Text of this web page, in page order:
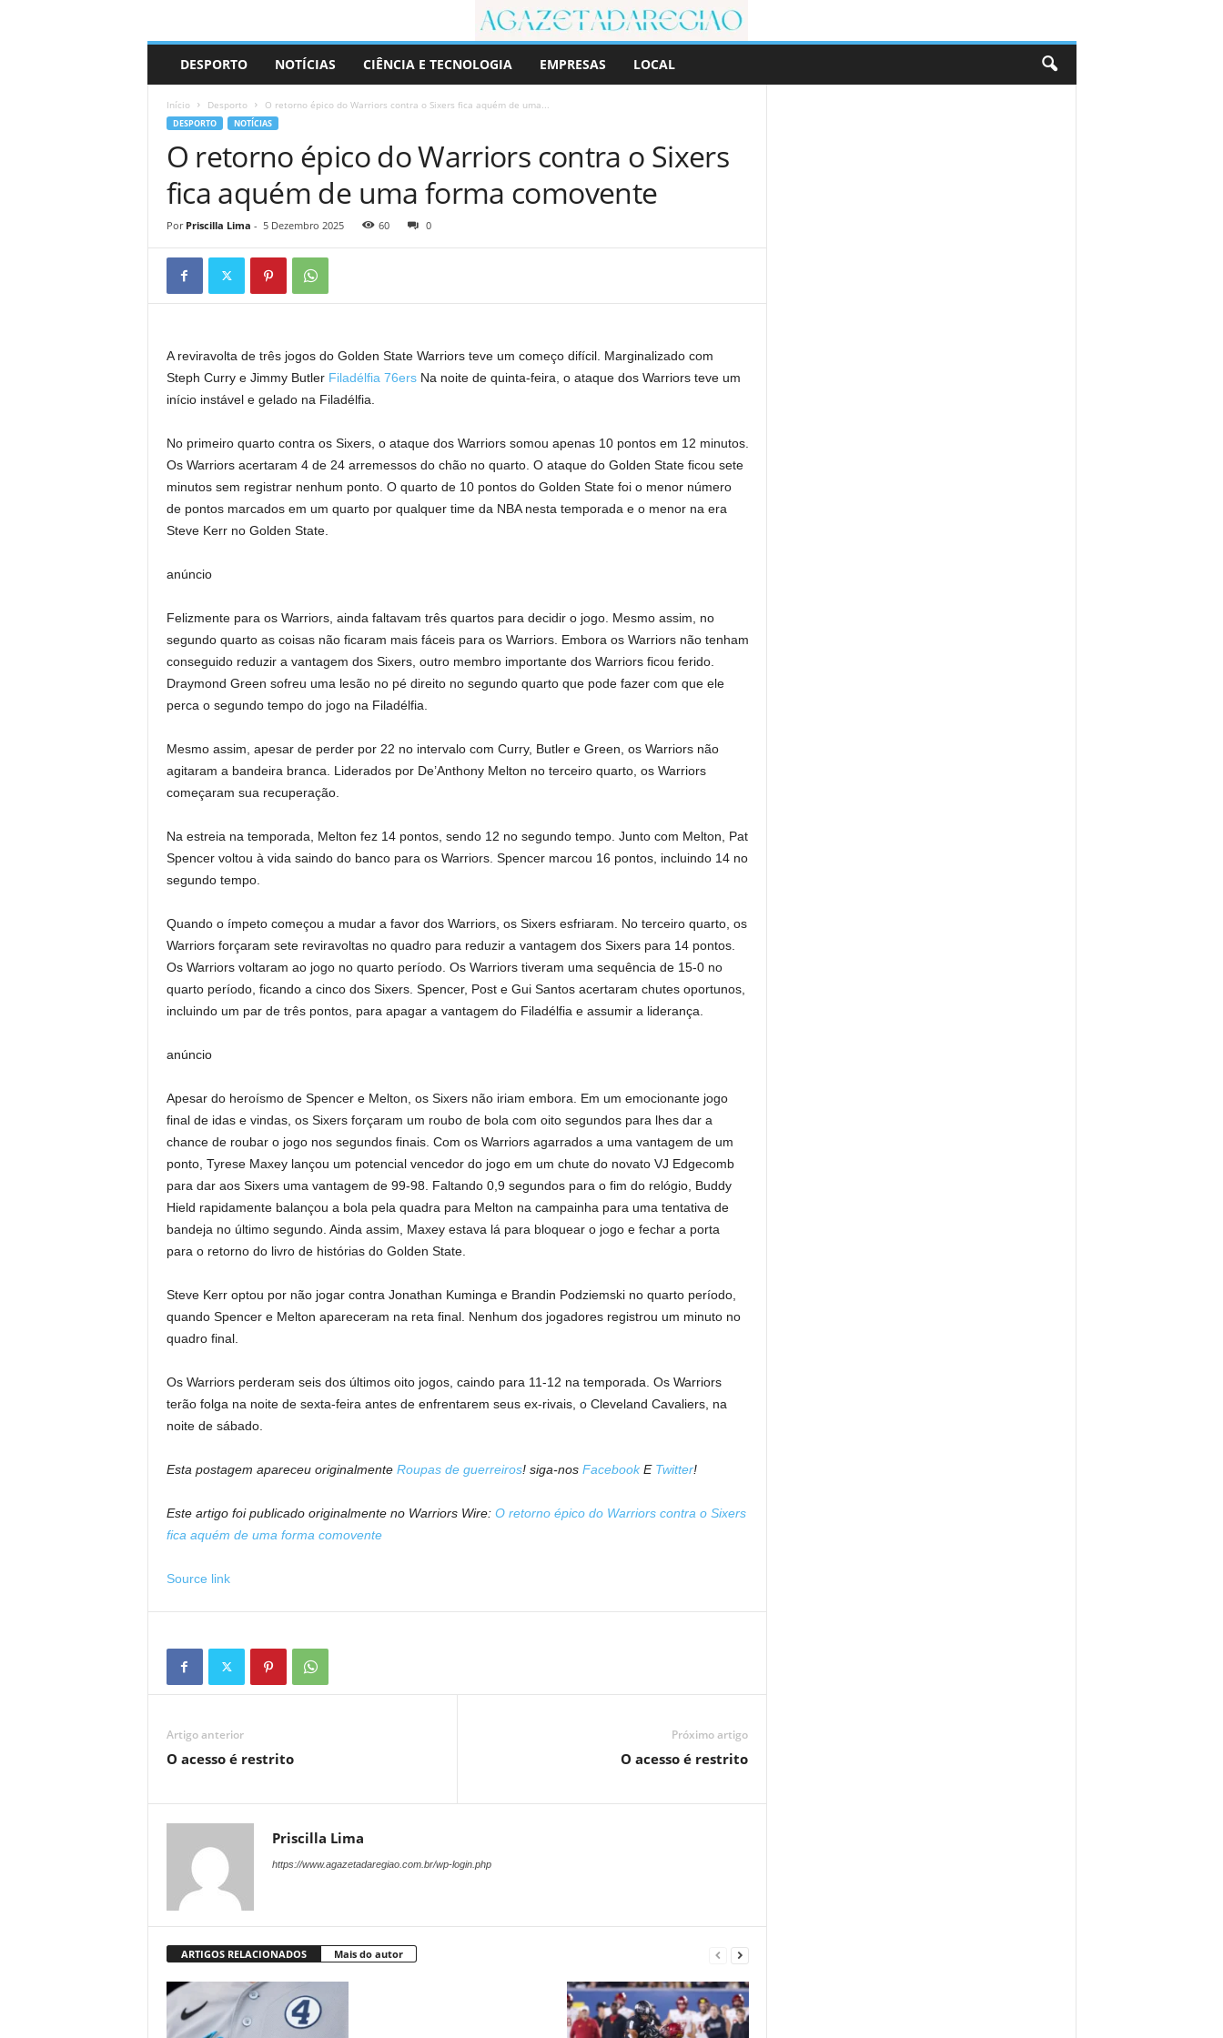
r
DESPORTO NOTÍCIAS CIÊNCIA E TECNOLOGIA EMPRESAS LOCAL
Início Desporto O retorno épico do Warriors contra o Sixers fica aquém de uma...
DESPORTO NOTÍCIAS
O retorno épico do Warriors contra o Sixers
fica aquém de uma forma comovente
Por Priscilla Lima - 5 Dezembro 2025 60 0
A reviravolta de três jogos do Golden State Warriors teve um começo difícil. Marginalizado com
Steph Curry e Jimmy Butler Filadélfia 76ersNa noite de quinta-feira, o ataque dos Warriors teve um
início instável e gelado na Filadélfia.
No primeiro quarto contra os Sixers, o ataque dos Warriors somou apenas 10 pontos em 12 minutos.
Os Warriors acertaram 4 de 24 arremessos do chão no quarto. O ataque do Golden State ficou sete
minutos sem registrar nenhum ponto. O quarto de 10 pontos do Golden State foi o menor número
de pontos marcados em um quarto por qualquer time da NBA nesta temporada e o menor na era
Steve Kerr no Golden State.
anúncio
Felizmente para os Warriors, ainda faltavam três quartos para decidir o jogo. Mesmo assim, no
segundo quarto as coisas não ficaram mais fáceis para os Warriors. Embora os Warriors não tenham
conseguido reduzir a vantagem dos Sixers, outro membro importante dos Warriors ficou ferido.
Draymond Green sofreu uma lesão no pé direito no segundo quarto que pode fazer com que ele
perca o segundo tempo do jogo na Filadélfia.
Mesmo assim, apesar de perder por 22 no intervalo com Curry, Butler e Green, os Warriors não
agitaram a bandeira branca. Liderados por De’Anthony Melton no terceiro quarto, os Warriors
começaram sua recuperação.
Na estreia na temporada, Melton fez 14 pontos, sendo 12 no segundo tempo. Junto com Melton, Pat
Spencer voltou à vida saindo do banco para os Warriors. Spencer marcou 16 pontos, incluindo 14 no
segundo tempo.
Quando o ímpeto começou a mudar a favor dos Warriors, os Sixers esfriaram. No terceiro quarto, os
Warriors forçaram sete reviravoltas no quadro para reduzir a vantagem dos Sixers para 14 pontos.
Os Warriors voltaram ao jogo no quarto período. Os Warriors tiveram uma sequência de 15-0 no
quarto período, ficando a cinco dos Sixers. Spencer, Post e Gui Santos acertaram chutes oportunos,
incluindo um par de três pontos, para apagar a vantagem do Filadélfia e assumir a liderança.
anúncio
Apesar do heroísmo de Spencer e Melton, os Sixers não iriam embora. Em um emocionante jogo
final de idas e vindas, os Sixers forçaram um roubo de bola com oito segundos para lhes dar a
chance de roubar o jogo nos segundos finais. Com os Warriors agarrados a uma vantagem de um
ponto, Tyrese Maxey lançou um potencial vencedor do jogo em um chute do novato VJ Edgecomb
para dar aos Sixers uma vantagem de 99-98. Faltando 0,9 segundos para o fim do relógio, Buddy
Hield rapidamente balançou a bola pela quadra para Melton na campainha para uma tentativa de
bandeja no último segundo. Ainda assim, Maxey estava lá para bloquear o jogo e fechar a porta
para o retorno do livro de histórias do Golden State.
Steve Kerr optou por não jogar contra Jonathan Kuminga e Brandin Podziemski no quarto período,
quando Spencer e Melton apareceram na reta final. Nenhum dos jogadores registrou um minuto no
quadro final.
Os Warriors perderam seis dos últimos oito jogos, caindo para 11-12 na temporada. Os Warriors
terão folga na noite de sexta-feira antes de enfrentarem seus ex-rivais, o Cleveland Cavaliers, na
noite de sábado.
Esta postagem apareceu originalmente Roupas de guerreiros! siga-nos FacebookE Twitter!
Este artigo foi publicado originalmente no Warriors Wire: O retorno épico do Warriors contra o Sixers
fica aquém de uma forma comovente
Source link
Artigo anterior
O acesso é restrito
Próximo artigo
O acesso é restrito
Priscilla Lima
https://www.agazetadaregiao.com.br/wp-login.php
ARTIGOS RELACIONADOS Mais do autor